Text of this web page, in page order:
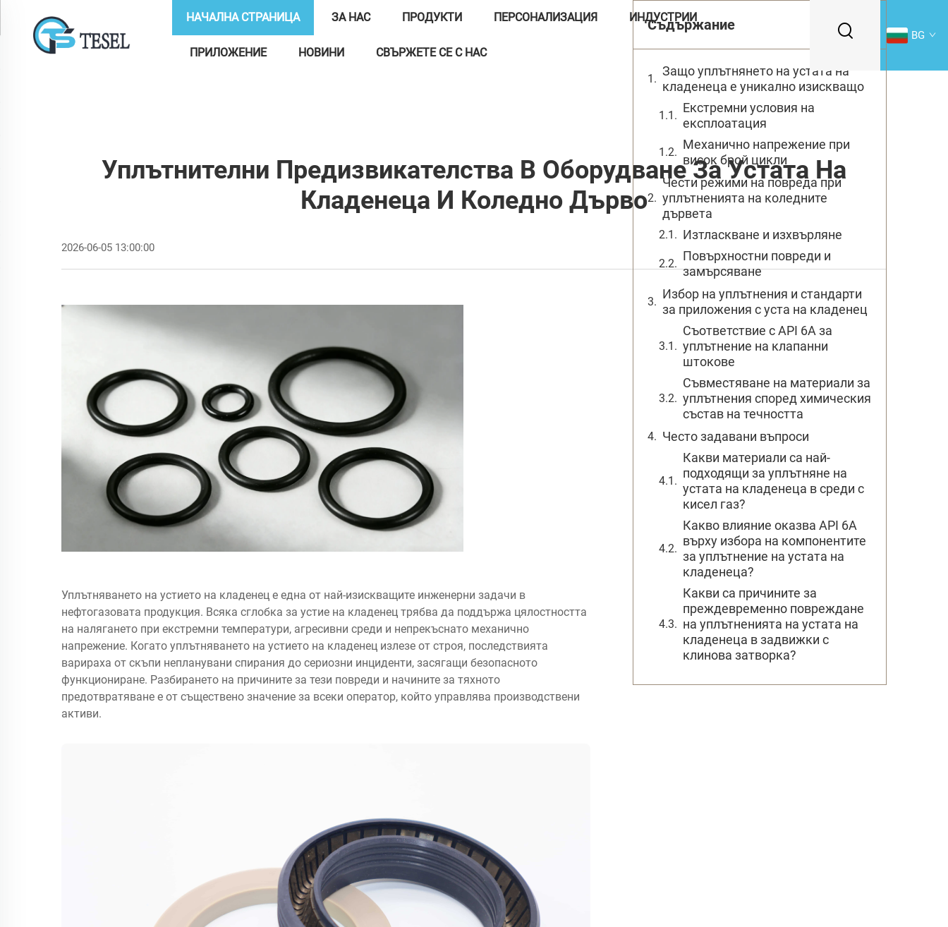
НАЧАЛНА СТРАНИЦА ЗА НАС ПРОДУКТИ ПЕРСОНАЛИЗАЦИЯ ИНДУСТРИИ
ПРИЛОЖЕНИЕ НОВИНИ СВЪРЖЕТЕ СЕ С НАС
BG
Уплътнителни Предизвикателства В Оборудване За Устата На
Кладенеца И Коледно Дърво
2026-06-05 13:00:00
Уплътняването на устието на кладенец е една от най-изискващите инженерни задачи в
нефтогазовата продукция. Всяка сглобка за устие на кладенец трябва да поддържа цялостността
на налягането при екстремни температури, агресивни среди и непрекъснато механично
напрежение. Когато уплътняването на устието на кладенец излезе от строя, последствията
варираха от скъпи непланувани спирания до сериозни инциденти, засягащи безопасното
функциониране. Разбирането на причините за тези повреди и начините за тяхното
предотвратяване е от съществено значение за всеки оператор, който управлява производствени
активи.
Съдържание
Защо уплътнянето на устата на
кладенеца е уникално изискващо
Екстремни условия на
експлоатация
Механично напрежение при
висок брой цикли
Чести режими на повреда при
уплътненията на коледните
дървета
Изтласкване и изхвърляне
Повърхностни повреди и
замърсяване
Избор на уплътнения и стандарти
за приложения с уста на кладенец
Съответствие с API 6A за
уплътнение на клапанни
штокове
Съвместяване на материали за
уплътнения според химическия
състав на течността
Често задавани въпроси
Какви материали са най-
подходящи за уплътняне на
устата на кладенеца в среди с
кисел газ?
Какво влияние оказва API 6A
върху избора на компонентите
за уплътнение на устата на
кладенеца?
Какви са причините за
преждевременно повреждане
на уплътненията на устата на
кладенеца в задвижки с
клинова затворка?